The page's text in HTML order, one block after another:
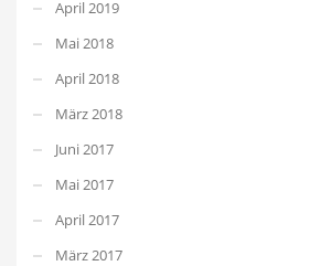
April 2019
Mai 2018
April 2018
März 2018
Juni 2017
Mai 2017
April 2017
März 2017